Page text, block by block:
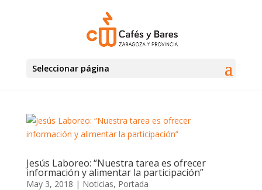
Seleccionar página
Jesús Laboreo: “Nuestra tarea es ofrecer
información y alimentar la participación”
May 3, 2018 | Noticias, Portada